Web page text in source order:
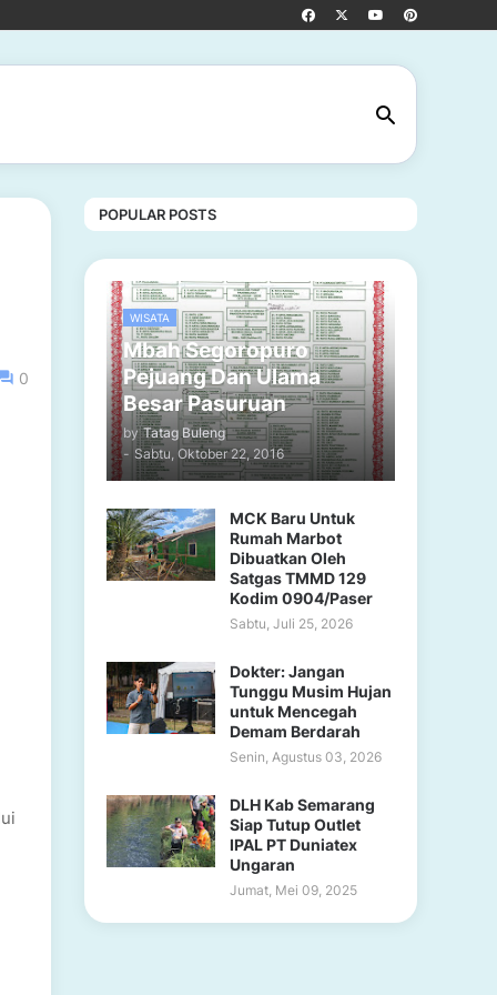
0
POPULAR POSTS
WISATA
Mbah Segoropuro
Pejuang Dan Ulama
Besar Pasuruan
by Tatag Buleng
- Sabtu, Oktober 22, 2016
MCK Baru Untuk
Rumah Marbot
Dibuatkan Oleh
Satgas TMMD 129
Kodim 0904/Paser
Sabtu, Juli 25, 2026
Dokter: Jangan
Tunggu Musim Hujan
untuk Mencegah
Demam Berdarah
Senin, Agustus 03, 2026
DLH Kab Semarang
Siap Tutup Outlet
IPAL PT Duniatex
Ungaran
Jumat, Mei 09, 2025